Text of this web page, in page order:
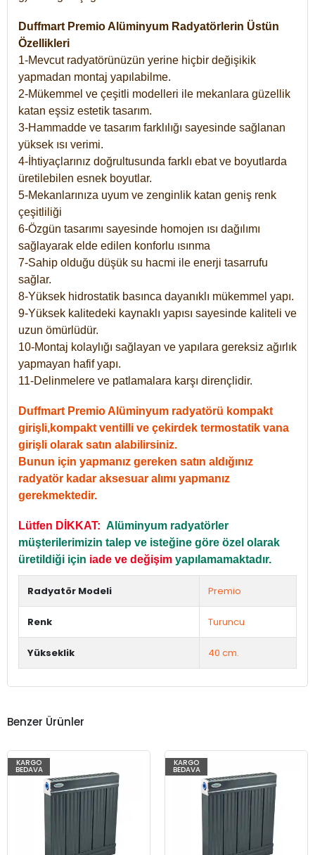
Duffmart Premio Alüminyum Radyatörlerin Üstün
Özellikleri
1-Mevcut radyatörünüzün yerine hiçbir değişikik
yapmadan montaj yapılabilme.
2-Mükemmel ve çeşitli modelleri ile mekanlara güzellik
katan eşsiz estetik tasarım.
3-Hammadde ve tasarım farklılığı sayesinde sağlanan
yüksek ısı verimi.
4-İhtiyaçlarınız doğrultusunda farklı ebat ve boyutlarda
üretilebilen esnek boyutlar.
5-Mekanlarınıza uyum ve zenginlik katan geniş renk
çeşitliliği
6-Özgün tasarımı sayesinde homojen ısı dağılımı
sağlayarak elde edilen konforlu ısınma
7-Sahip olduğu düşük su hacmi ile enerji tasarrufu
sağlar.
8-Yüksek hidrostatik basınca dayanıklı mükemmel yapı.
9-Yüksek kalitedeki kaynaklı yapısı sayesinde kaliteli ve
uzun ömürlüdür.
10-Montaj kolaylığı sağlayan ve yapılara gereksiz ağırlık
yapmayan hafif yapı.
11-Delinmelere ve patlamalara karşı dirençlidir.
Duffmart Premio Alüminyum radyatörü kompakt
girişli,kompakt ventilli ve çekirdek termostatik vana
girişli olarak satın alabilirsiniz.
Bunun için yapmanız gereken satın aldığınız
radyatör kadar aksesuar alımı yapmanız
gerekmektedir.
Lütfen DİKKAT: Alüminyum radyatörler
müşterilerimizin talep ve isteğine göre özel olarak
üretildiği için iade ve değişim yapılamamaktadır.
Radyatör Modeli Premio
Renk Turuncu
Yükseklik 40 cm.
Benzer Ürünler
KARGO
BEDAVA
KARGO
BEDAVA